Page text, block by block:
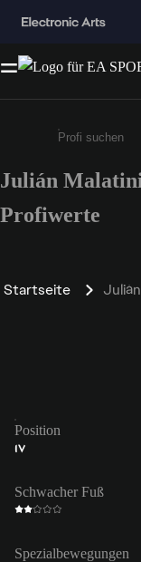
Gib
Julián
Profiwerte
Startseite
Position
IV
Schwacher Fuß
Spezialbewegungen